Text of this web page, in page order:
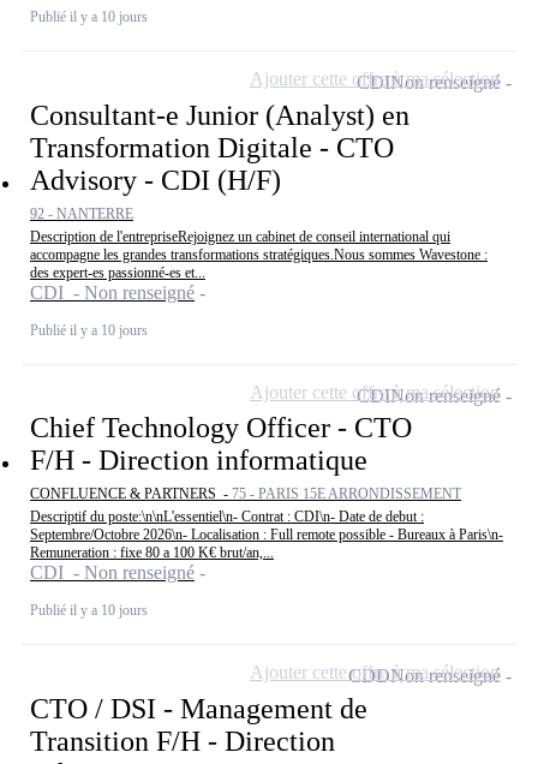
Publié il y a 10 jours
Consultant-e Junior (Analyst) en
Transformation Digitale - CTO
Advisory - CDI (H/F)
92 - NANTERRE
Description de l'entrepriseRejoignez un cabinet de conseil international qui
accompagne les grandes transformations stratégiques.Nous sommes Wavestone :
des expert-es passionné-es et...
CDI - Non renseigné
Publié il y a 10 jours
CDINon renseigné
Ajouter cette offre à ma sélection
Chief Technology Officer - CTO
F/H - Direction informatique
CONFLUENCE & PARTNERS - 75 - PARIS 15E ARRONDISSEMENT
Descriptif du poste:\n\nL'essentiel\n- Contrat : CDI\n- Date de debut :
Septembre/Octobre 2026\n- Localisation : Full remote possible - Bureaux à Paris\n-
Remuneration : fixe 80 a 100 K€ brut/an,...
CDI - Non renseigné
Publié il y a 10 jours
CDINon renseigné
Ajouter cette offre à ma sélection
CTO / DSI - Management de
Transition F/H - Direction
CDDNon renseigné
Ajouter cette offre à ma sélection